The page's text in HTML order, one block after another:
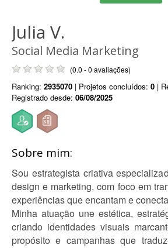
Julia V.
Social Media Marketing
(0.0 - 0 avaliações)
Ranking: 2935070 | Projetos concluídos: 0 |
Registrado desde: 06/08/2025
Sobre mim:
Sou estrategista criativa
design e marketing, com foco em
experiências que encantam e
Minha atuação une estética,
criando identidades visuais
propósito e campanhas que